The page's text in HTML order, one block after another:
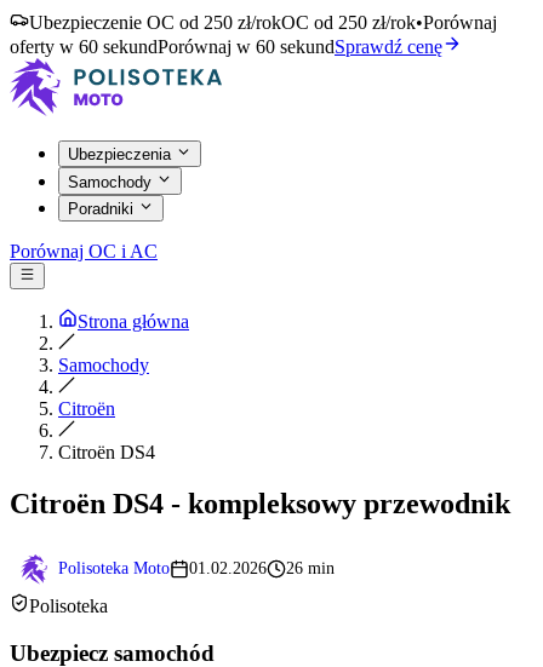
Ubezpieczenie OC od 250 zł/rokOC od 250 zł/rok•Porównaj
oferty w 60 sekundPorównaj w 60 sekundSprawdź cenę
Ubezpieczenia
Samochody
Poradniki
Porównaj OC i AC
Strona główna
Samochody
Citroën
Citroën DS4
Citroën DS4 - kompleksowy przewodnik
Polisoteka Moto 01.02.2026 26 min
Polisoteka
Ubezpiecz samochód